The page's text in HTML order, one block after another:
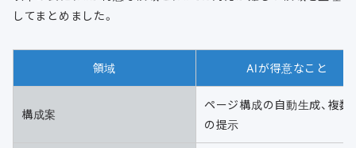
してまとめました。
領域 AIが得意なこと
構成案
ページ構成の自動生成、複数
の提示